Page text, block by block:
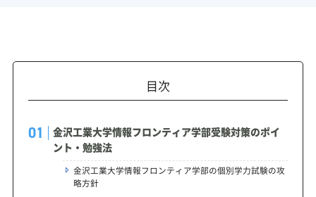
目次
金沢工業大学情報フロンティア学部受験対策のポイ
ント・勉強法
金沢工業大学情報フロンティア学部の個別学力試験の攻
略方針